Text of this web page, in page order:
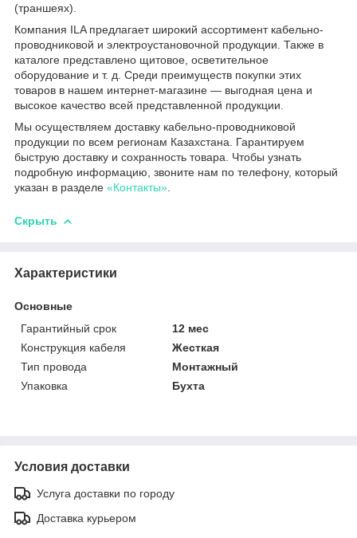
(траншеях).
Компания ILA предлагает широкий ассортимент кабельно-
проводниковой и электроустановочной продукции. Также в
каталоге представлено щитовое, осветительное
оборудование и т. д. Среди преимуществ покупки этих
товаров в нашем интернет-магазине — выгодная цена и
высокое качество всей представленной продукции.
Мы осуществляем доставку кабельно-проводниковой
продукции по всем регионам Казахстана. Гарантируем
быструю доставку и сохранность товара. Чтобы узнать
подробную информацию, звоните нам по телефону, который
указан в разделе «Контакты»
Скрыть
Характеристики
Основные
Гарантийный срок
12 мес
Конструкция кабеля
Жесткая
Тип провода
Монтажный
Упаковка
Бухта
Условия доставки
Услуга доставки по городу
Доставка курьером